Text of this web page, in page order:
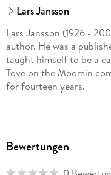
Lars Jansson
Lars Jansson (1926 -
author. He was a
taught himself to be a
Tove on the Moomin
for fourteen years.
Bewertungen